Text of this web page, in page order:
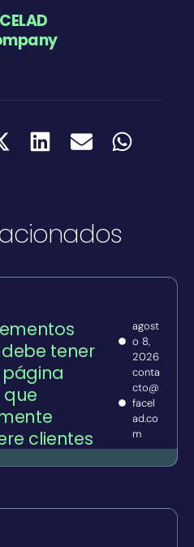
tener
clientes
agost
o 8,
2026
conta
cto@
facel
ad.co
m